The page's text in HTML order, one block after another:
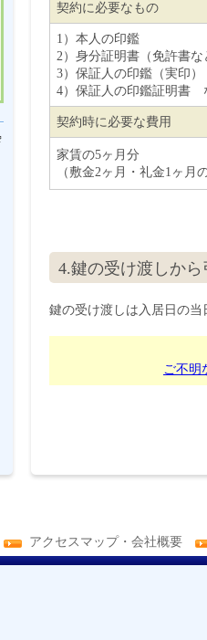
契約に必要なもの
1）本人の印鑑
2）身分証明書（免許書な
3）保証人の印鑑（実印）
4）保証人の印鑑証明書
契約時に必要な費用
家賃の5ヶ月分
（敷金2ヶ月・礼金1ヶ月
4.鍵の受け渡しから
鍵の受け渡しは入居日の
ご不明
アクセスマップ・会社概要